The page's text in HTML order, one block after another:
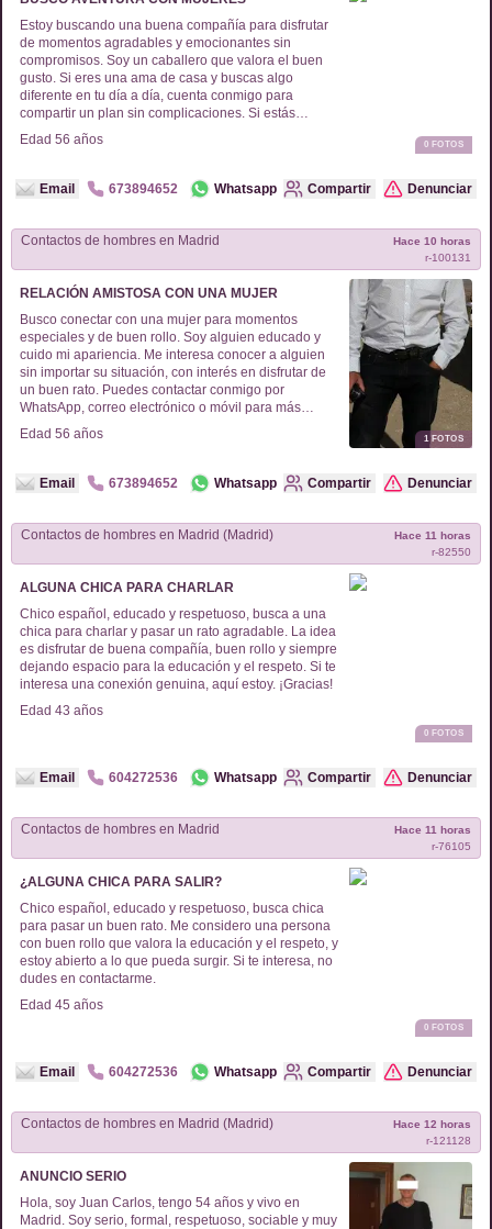
Estoy buscando una buena compañía para disfrutar
de momentos agradables y emocionantes sin
compromisos. Soy un caballero que valora el buen
gusto. Si eres una ama de casa y buscas algo
diferente en tu día a día, cuenta conmigo para
compartir un plan sin complicaciones. Si estás
interesada, podemos hablar y ver hacia dónde nos
lleva la conversación. Sin presiones, solo disfrutando
Edad 56 años 0 FOTOS
Email 673894652 Whatsapp Compartir Denunciar
Contactos de hombres en Madrid
r-100131
Hace 10 horas
RELACIÓN AMISTOSA CON UNA MUJER
Busco conectar con una mujer para momentos
especiales y de buen rollo. Soy alguien educado y
cuido mi apariencia. Me interesa conocer a alguien
sin importar su situación, con interés en disfrutar de
un buen rato. Puedes contactar conmigo por
WhatsApp, correo electrónico o móvil para más
detalles.
Edad 56 años 1FOTOS
Email 673894652 Whatsapp Compartir Denunciar
Contactos de hombres en Madrid (Madrid)
r-82550
Hace 11 horas
ALGUNA CHICA PARA CHARLAR
Chico español, educado y respetuoso, busca a una
chica para charlar y pasar un rato agradable. La idea
es disfrutar de buena compañía, buen rollo y siempre
dejando espacio para la educación y el respeto. Si te
interesa una conexión genuina, aquí estoy. ¡Gracias!
Edad 43 años
0 FOTOS
Email 604272536 Whatsapp Compartir Denunciar
Contactos de hombres en Madrid
r-76105
Hace 11 horas
¿ALGUNA CHICA PARA SALIR?
Chico español, educado y respetuoso, busca chica
para pasar un buen rato. Me considero una persona
con buen rollo que valora la educación y el respeto, y
estoy abierto a lo que pueda surgir. Si te interesa, no
dudes en contactarme.
Edad 45 años
0 FOTOS
Email 604272536 Whatsapp Compartir Denunciar
Contactos de hombres en Madrid (Madrid)
r-121128
Hace 12 horas
ANUNCIO SERIO
Hola, soy Juan Carlos, tengo 54 años y vivo en
Madrid. Soy serio, formal, respetuoso, sociable y muy